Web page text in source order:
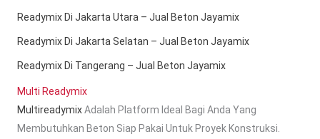
Readymix Di Jakarta Utara – Jual Beton Jayamix
Readymix Di Jakarta Selatan – Jual Beton Jayamix
Readymix Di Tangerang – Jual Beton Jayamix
Multi Readymix
MultireadymixAdalah Platform Ideal Bagi Anda Yang
Membutuhkan Beton Siap Pakai Untuk Proyek Konstruksi.